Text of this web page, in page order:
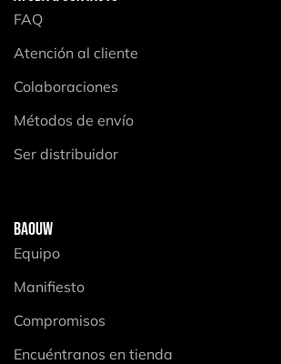
FAQ
Atención al cliente
Colaboraciones
Métodos de envío
Ser distribuidor
BAOUW
Equipo
Manifiesto
Compromisos
Encuéntranos en tienda